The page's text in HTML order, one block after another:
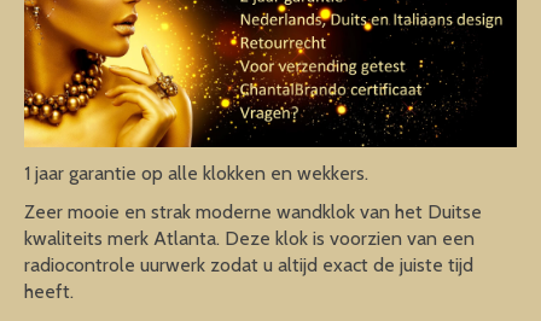
1 jaar garantie op alle klokken en wekkers.
Zeer mooie en strak moderne wandklok van het Duitse
kwaliteits merk Atlanta. Deze klok is voorzien van een
radiocontrole uurwerk zodat u altijd exact de juiste tijd
heeft.